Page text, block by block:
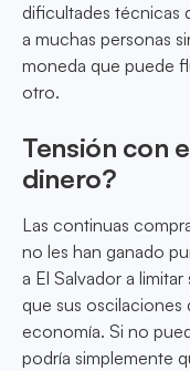
dificultades técnicas
a muchas personas
moneda que puede
otro.
Tensión con
dinero?
Las continuas
no les han ganado
a El Salvador a
que sus oscilaciones
economía. Si no
podría simplemente